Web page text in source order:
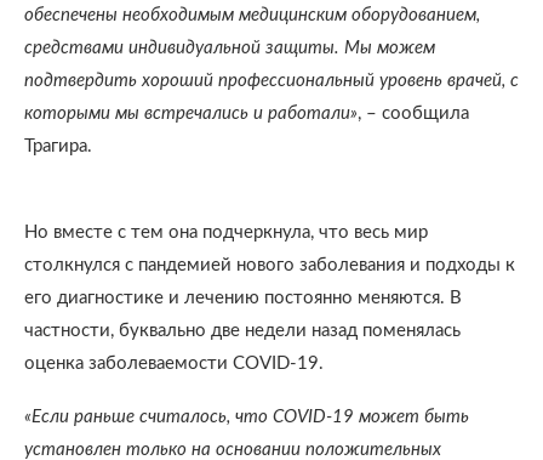
обеспечены необходимым медицинским оборудованием,
средствами индивидуальной защиты. Мы можем
подтвердить хороший профессиональный уровень врачей, с
которыми мы встречались и работали», – сообщила
Трагира.
Но вместе с тем она подчеркнула, что весь мир
столкнулся с пандемией нового заболевания и подходы к
его диагностике и лечению постоянно меняются. В
частности, буквально две недели назад поменялась
оценка заболеваемости COVID-19.
«Если раньше считалось, что COVID-19 может быть
установлен только на основании положительных